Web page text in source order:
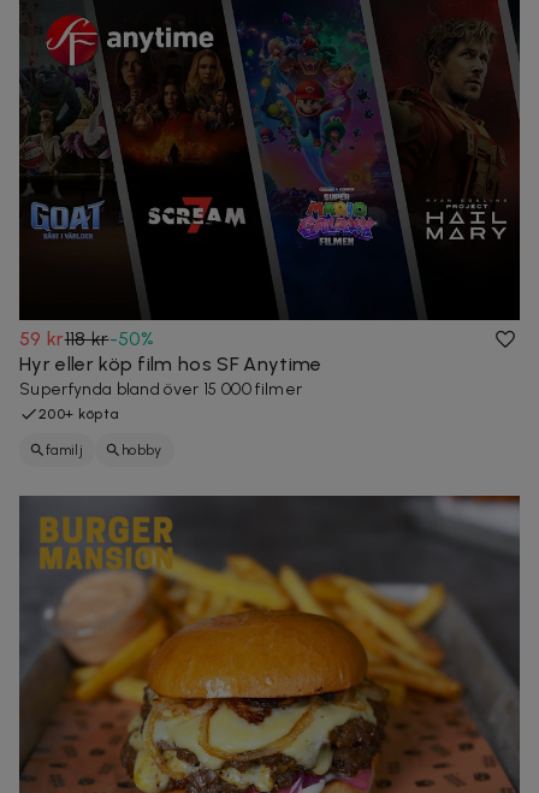
59 kr118 kr-50%
Hyr eller köp film hos SF Anytime
Superfynda bland över 15 000 filmer
200+ köpta
familj hobby